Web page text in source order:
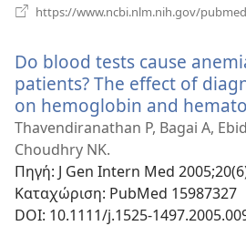
https://www.ncbi.nlm.nih.gov/
Do blood tests cause
patients? The effect of
on hemoglobin and
Thavendiranathan P, Bagai A,
Choudhry NK.
Πηγή‎: J Gen Intern Med
Καταχώριση‎: PubMed 15987327
DOI‎: 10.1111/j.1525-